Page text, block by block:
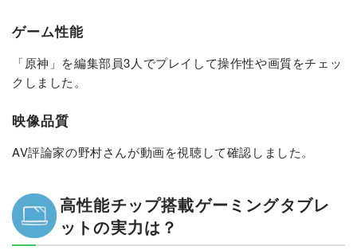
ゲーム性能
「原神」を編集部員3人でプレイして操作性や画質をチェッ
クしました。
映像品質
AV評論家の野村さんが動画を視聴して確認しました。
高性能チップ搭載ゲーミングタブレ
ットの実力は？